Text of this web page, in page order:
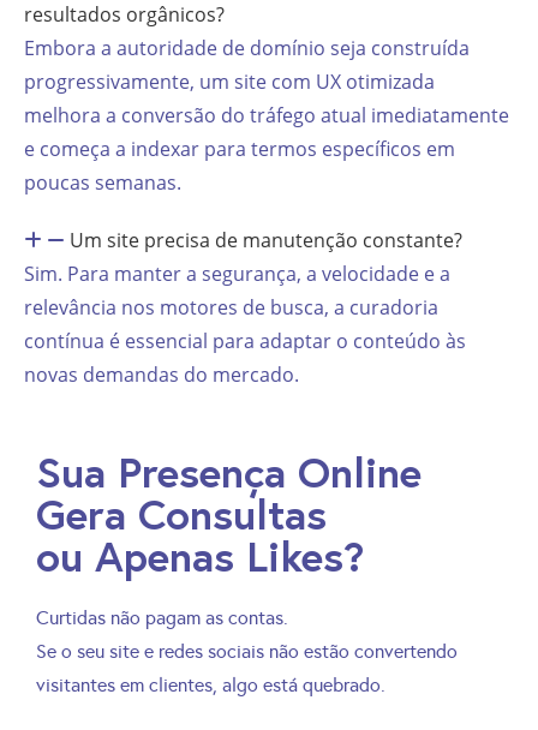
resultados orgânicos?
Embora a autoridade de domínio seja construída
progressivamente, um site com UX otimizada
melhora a conversão do tráfego atual imediatamente
e começa a indexar para termos específicos em
poucas semanas.
Um site precisa de manutenção constante?
Sim. Para manter a segurança, a velocidade e a
relevância nos motores de busca, a curadoria
contínua é essencial para adaptar o conteúdo às
novas demandas do mercado.
Sua Presença Online
Gera Consultas
ou Apenas Likes?
Curtidas não pagam as contas.
Se o seu site e redes sociais não estão convertendo
visitantes em clientes, algo está quebrado.